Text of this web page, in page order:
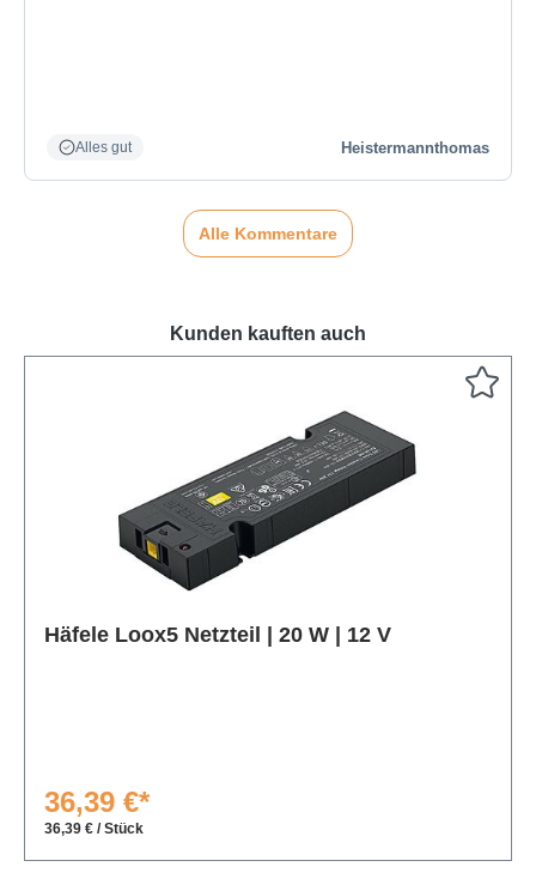
Alles gut Heistermannthomas
Alle Kommentare
Kunden kauften auch
Häfele Loox5 Netzteil | 20 W | 12 V
36,39 €*
36,39 € / Stück